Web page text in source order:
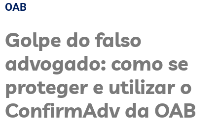
OAB
Golpe do falso
advogado: como se
proteger e utilizar o
ConfirmAdv da OAB